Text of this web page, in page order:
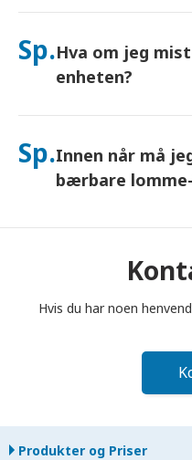
Ja – koble til opptil 10
inkluderer en gratis
Sp.Hva om jeg
enheten?
Du kan legge til Forsikring i
skjer, kontakt oss
deg tilkoblet.
Sp.Innen når må
bærbare
avsluttet. Hvis du returnerer
Hvis du har noen
Produkter og Priser